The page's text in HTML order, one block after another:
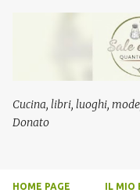
Passa
Cucina, libri, luoghi,
Donato
HOME PAGE IL MIO